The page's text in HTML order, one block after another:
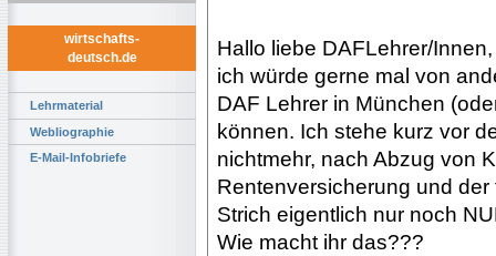
wirtschafts-
deutsch.de
Lehrmaterial
Webliographie
E-Mail-Infobriefe
Hallo liebe DAFLehrer/Innen,
ich würde gerne mal von
DAF Lehrer in München
können. Ich stehe kurz vor
nichtmehr, nach Abzug von
Rentenversicherung und
Strich eigentlich nur noch
Wie macht ihr das???